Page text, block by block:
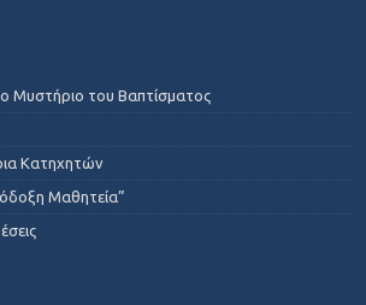
Μυστήριο του Βαπτίσματος
Κατηχητών
Μαθητεία”